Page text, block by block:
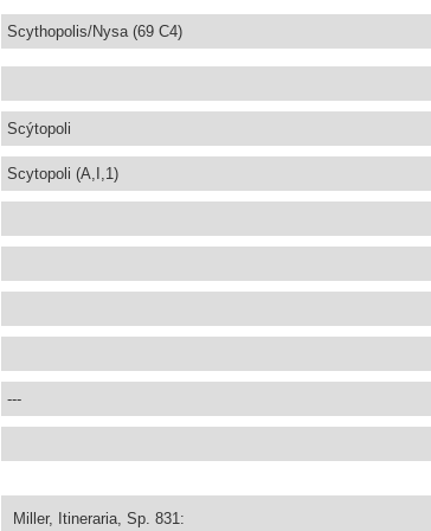
Scythopolis/Nysa (69 C4)
Scýtopoli
Scytopoli (A,I,1)
---
Miller, Itineraria, Sp. 831: